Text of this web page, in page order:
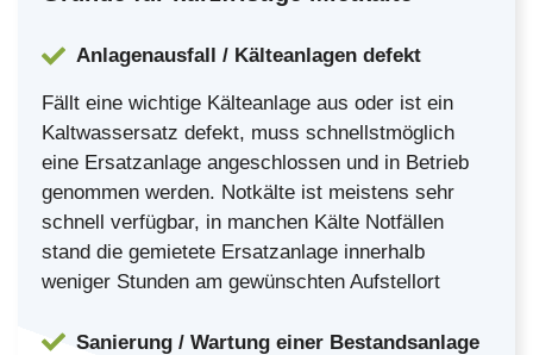
Anlagenausfall / Kälteanlagen defekt
Fällt eine wichtige Kälteanlage aus oder ist ein
Kaltwassersatz defekt, muss schnellstmöglich
eine Ersatzanlage angeschlossen und in Betrieb
genommen werden. Notkälte ist meistens sehr
schnell verfügbar, in manchen Kälte Notfällen
stand die gemietete Ersatzanlage innerhalb
weniger Stunden am gewünschten Aufstellort
Sanierung / Wartung einer Bestandsanlage